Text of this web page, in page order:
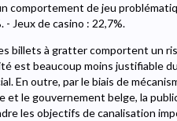
comportement de jeu
- Jeux de casino : 22,7%.
billets à gratter comportent un
est beaucoup moins justifiable
En outre, par le biais de
et le gouvernement belge, la
les objectifs de canalisation